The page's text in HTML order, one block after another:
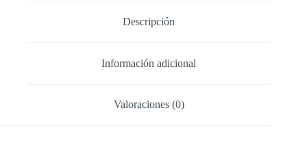
Descripción
Información adicional
Valoraciones (0)